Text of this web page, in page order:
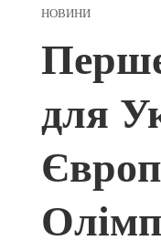
НОВИНИ
для